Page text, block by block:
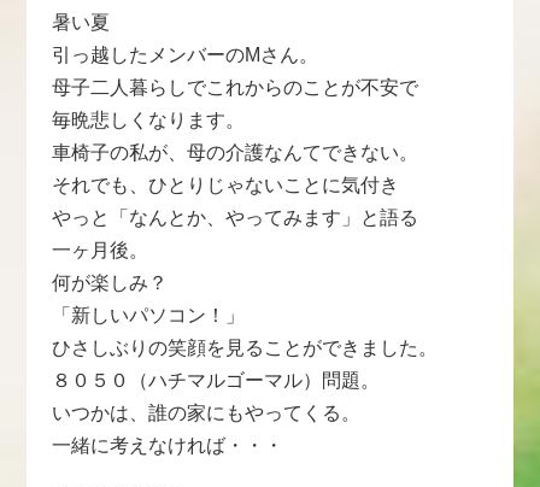
暑い夏
引っ越したメンバーのMさん。
母子二人暮らしでこれからのことが不安で
毎晩悲しくなります。
車椅子の私が、母の介護なんてできない。
それでも、ひとりじゃないことに気付き
やっと「なんとか、やってみます」と語る
一ヶ月後。
何が楽しみ？
「新しいパソコン！」
ひさしぶりの笑顔を見ることができました。
８０５０（ハチマルゴーマル）問題。
いつかは、誰の家にもやってくる。
一緒に考えなければ・・・